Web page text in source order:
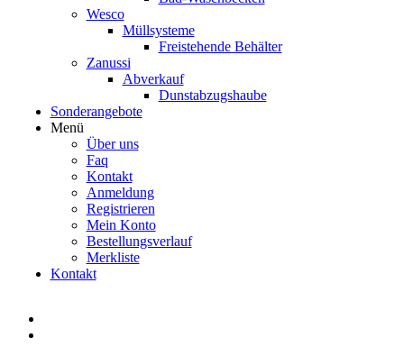
Wesco
Müllsysteme
Freistehende Behälter
Zanussi
Abverkauf
Dunstabzugshaube
Sonderangebote
Menü
Über uns
Faq
Kontakt
Anmeldung
Registrieren
Mein Konto
Bestellungsverlauf
Merkliste
Kontakt